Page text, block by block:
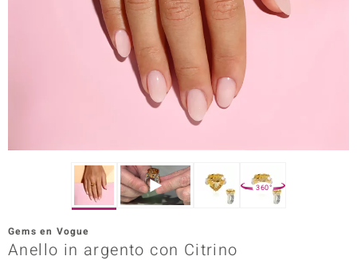
SELECTION
Paraíso
360°
Gems en Vogue
Anello in argento con Citrino